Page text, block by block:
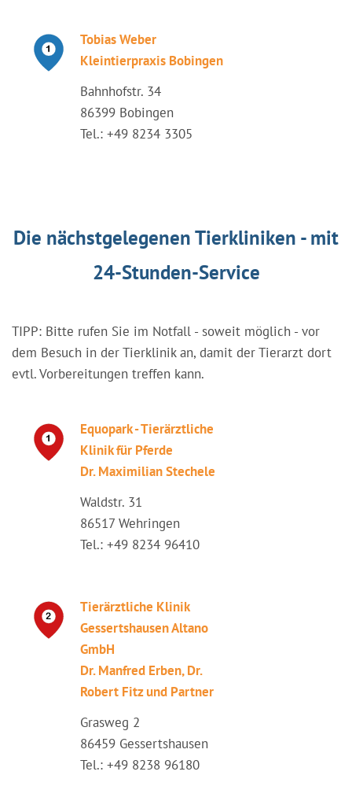
Tobias Weber
Kleintierpraxis Bobingen
Bahnhofstr. 34
86399 Bobingen
Tel.: +49 8234 3305
Die nächstgelegenen Tierkliniken - mit
24-Stunden-Service
TIPP: Bitte rufen Sie im Notfall - soweit möglich - vor
dem Besuch in der Tierklinik an, damit der Tierarzt dort
evtl. Vorbereitungen treffen kann.
Equopark - Tierärztliche
Klinik für Pferde
Dr. Maximilian Stechele
Waldstr. 31
86517 Wehringen
Tel.: +49 8234 96410
Tierärztliche Klinik
Gessertshausen Altano
GmbH
Dr. Manfred Erben, Dr.
Robert Fitz und Partner
Grasweg 2
86459 Gessertshausen
Tel.: +49 8238 96180